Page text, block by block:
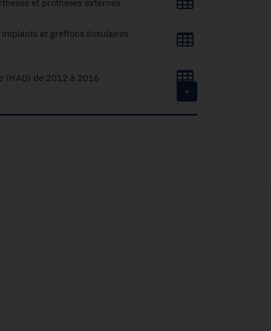
et prothèses externes
et greffons tissulaires
(HAD) de 2012 à 2016
+